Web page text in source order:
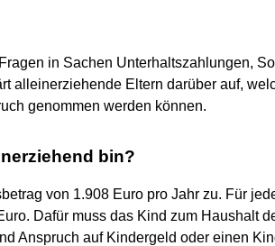
in Sachen Unterhaltszahlungen,
alleinerziehende Eltern darüber auf,
genommen werden können.
bin?
von 1.908 Euro pro Jahr zu. Für
Dafür muss das Kind zum Haushalt
Anspruch auf Kindergeld oder einen